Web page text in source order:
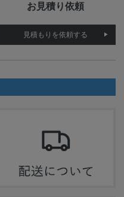
お見積り依頼
見積もりを依頼する